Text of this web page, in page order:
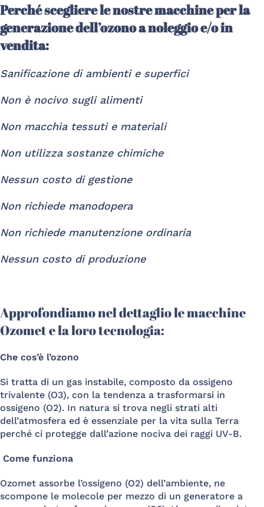
Perché scegliere le nostre macchine per la
generazione dell’ozono a noleggio e/o in
vendita:
Sanificazione di ambienti e superfici
Non è nocivo sugli alimenti
Non macchia tessuti e materiali
Non utilizza sostanze chimiche
Nessun costo di gestione
Non richiede manodopera
Non richiede manutenzione ordinaria
Nessun costo di produzione
Approfondiamo nel dettaglio le macchine
Ozomet e la loro tecnologia:
Che cos’è l’ozono
Si tratta di un gas instabile, composto da ossigeno
trivalente (O3), con la tendenza a trasformarsi in
ossigeno (O2). In natura si trova negli strati alti
dell’atmosfera ed è essenziale per la vita sulla Terra
perché ci protegge dall’azione nociva dei raggi UV-B.
Come funziona
Ozomet assorbe l’ossigeno (O2) dell’ambiente, ne
scompone le molecole per mezzo di un generatore a